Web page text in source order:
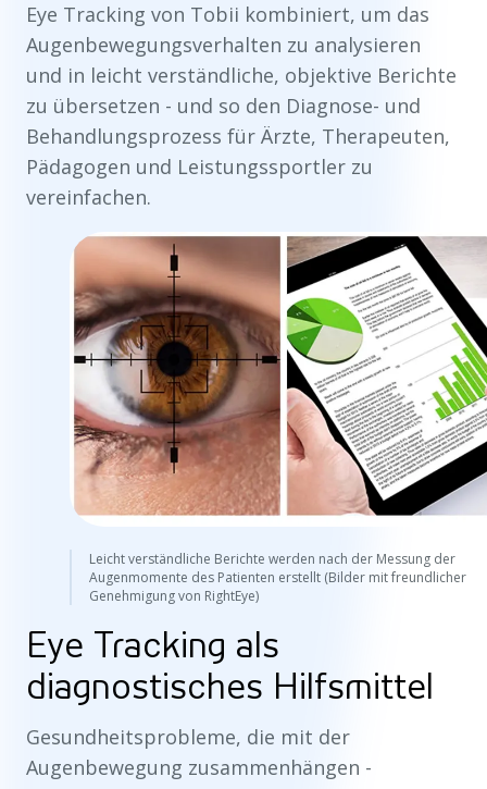
Eye Tracking von Tobii kombiniert, um das
Augenbewegungsverhalten zu analysieren
und in leicht verständliche, objektive Berichte
zu übersetzen - und so den Diagnose- und
Behandlungsprozess für Ärzte, Therapeuten,
Pädagogen und Leistungssportler zu
vereinfachen.
Leicht verständliche Berichte werden nach der Messung der
Augenmomente des Patienten erstellt (Bilder mit freundlicher
Genehmigung von RightEye)
Eye Tracking als
diagnostisches Hilfsmittel
Gesundheitsprobleme, die mit der
Augenbewegung zusammenhängen -